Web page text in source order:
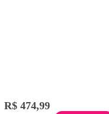
R$ 474,99